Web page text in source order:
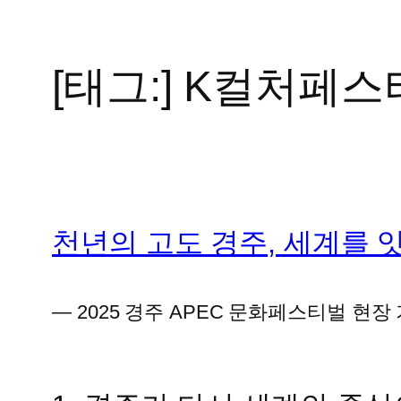
[태그:] K컬처페스
천년의 고도 경주, 세계를
― 2025 경주 APEC 문화페스티벌 현장